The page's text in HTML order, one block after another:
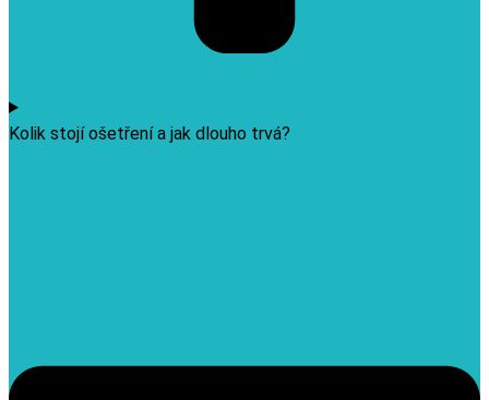
Kolik stojí ošetření a jak dlouho trvá?